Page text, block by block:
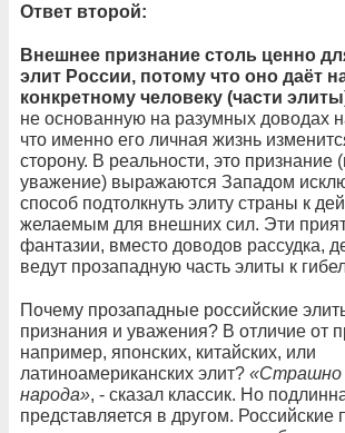
Ответ второй:
Внешнее признание столь ценно
элит России, потому что оно даёт
конкретному человеку (части
не основанную на разумных доводах
что именно его личная жизнь
сторону. В реальности, это признание
уважение) выражаются Западом
способ подтолкнуть элиту страны к
желаемым для внешних сил. Эти
фантазии, вместо доводов рассудка,
ведут прозападную часть элиты к
Почему прозападные российские
признания и уважения? В отличие от
например, японских, китайских, или
латиноамериканских элит? «Страшно
народа», - сказал классик. Но
представляется в другом. Российские